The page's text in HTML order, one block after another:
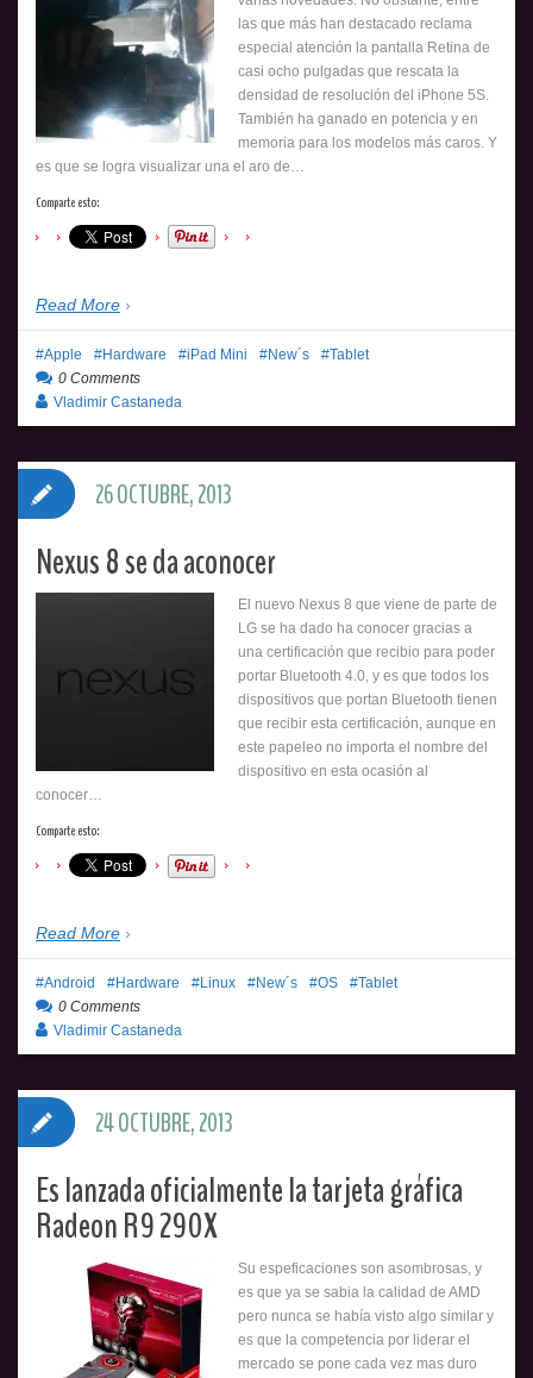
las que más han destacado reclama
especial atención la pantalla Retina de
casi ocho pulgadas que rescata la
densidad de resolución del iPhone 5S.
También ha ganado en potencia y en
memoria para los modelos más caros. Y
es que se logra visualizar una el aro de…
Comparte esto:
Read More
Apple Hardware iPad Mini New´s
Tablet
0 Comments
Vladimir Castaneda
Nexus 8 se da aconocer
El nuevo Nexus 8 que viene de parte de
LG se ha dado ha conocer gracias a
una certificación que recibio para poder
portar Bluetooth 4.0, y es que todos los
dispositivos que portan Bluetooth tienen
que recibir esta certificación, aunque en
este papeleo no importa el nombre del
dispositivo en esta ocasión al
conocer…
Comparte esto:
Read More
26 OCTUBRE, 2013
Android Hardware Linux New´s OS
Tablet
0 Comments
Vladimir Castaneda
Es lanzada oficialmente la tarjeta gráfica
Radeon R9 290X
Su espeficaciones son asombrosas, y
es que ya se sabia la calidad de AMD
pero nunca se había visto algo similar y
es que la competencia por liderar el
mercado se pone cada vez mas duro
24 OCTUBRE, 2013